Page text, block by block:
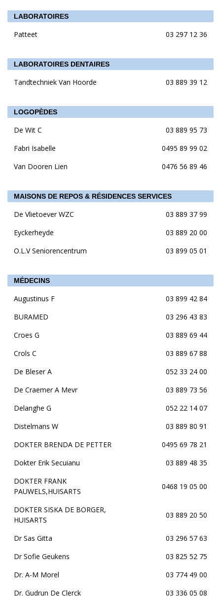
LABORATOIRES
Patteet 03 297 12 36
LABORATOIRES DENTAIRES
Tandtechniek Van Hoorde 03 889 39 12
LOGOPÈDES
De Wit C
03 889 95 73
Fabri Isabelle
0495 89 99 02
Van Dooren Lien
0476 56 89 46
MAISONS DE REPOS & RÉSIDENCES SERVICES
De Vlietoever WZC
03 889 37 99
Eyckerheyde
03 889 20 00
O.L.V Seniorencentrum
03 899 05 01
MÉDECINS
Augustinus F
03 899 42 84
BURAMED
03 296 43 83
Croes G
03 889 69 44
Crols C
03 889 67 88
De Bleser A
052 33 24 00
De Craemer A Mevr
03 889 73 56
Delanghe G
052 22 14 07
Distelmans W
03 889 80 91
DOKTER BRENDA DE PETTER
0495 69 78 21
Dokter Erik Secuianu
03 889 48 35
DOKTER FRANK
PAUWELS,HUISARTS
0468 19 05 00
DOKTER SISKA DE BORGER,
HUISARTS
03 889 20 50
Dr Sas Gitta
03 296 57 63
Dr Sofie Geukens
03 825 52 75
Dr. A-M Morel
03 774 49 00
Dr. Gudrun De Clerck
03 336 05 08